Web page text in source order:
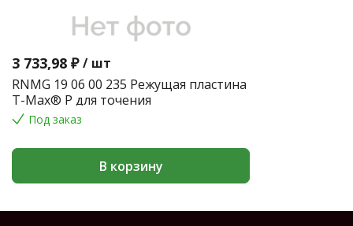
3 733,98 ₽ / шт
RNMG 19 06 00 235 Режущая пластина
T-Max® P для точения
Под заказ
В корзину